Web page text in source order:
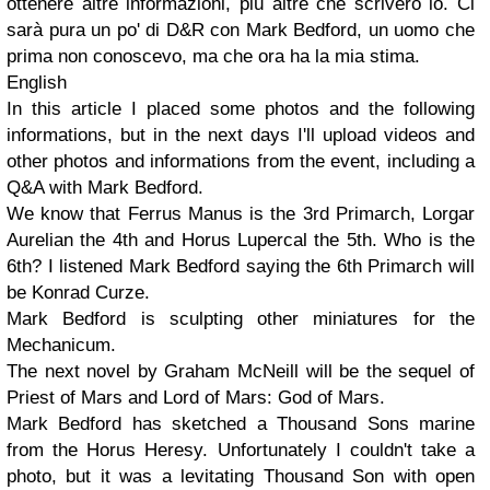
sarà pura un po' di D&R con Mark Bedford, un uomo che
prima non conoscevo, ma che ora ha la mia stima.
English
In this article I placed some photos and the following
informations, but in the next days I'll upload videos and
other photos and informations from the event, including a
Q&A with Mark Bedford.
We know that Ferrus Manus is the 3rd Primarch, Lorgar
Aurelian the 4th and Horus Lupercal the 5th. Who is the
6th? I listened Mark Bedford saying the 6th Primarch will
be Konrad Curze.
Mark Bedford is sculpting other miniatures for the
Mechanicum.
The next novel by Graham McNeill will be the sequel of
Priest of Mars and Lord of Mars: God of Mars.
Mark Bedford has sketched a Thousand Sons marine
from the Horus Heresy. Unfortunately I couldn't take a
photo, but it was a levitating Thousand Son with open